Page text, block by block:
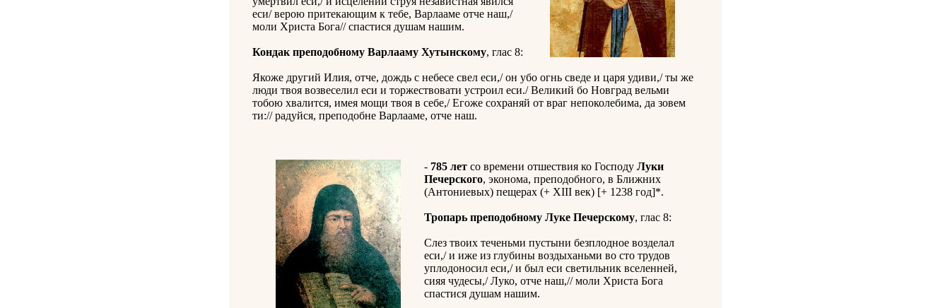
еси/ верою притекающим к тебе, Варлааме отче наш,/
моли Христа Бога// спастися душам нашим.
Кондак преподобному Варлааму Хутынскому, глас 8:
Якоже другий Илия, отче, дождь с небесе свел еси,/ он убо огнь сведе и царя удиви,/ ты же
люди твоя возвеселил еси и торжествовати устроил еси./ Великий бо Новград вельми
тобою хвалится, имея мощи твоя в себе,/ Егоже сохраняй от враг непоколебима, да зовем
ти:// радуйся, преподобне Варлааме, отче наш.
- 785 лет со времени отшествия ко Господу Луки
Печерского, эконома, преподобного, в Ближних
(Антониевых) пещерах (+ XIII век) [+ 1238 год]*.
Тропарь преподобному Луке Печерскому, глас 8:
Слез твоих теченьми пустыни безплодное возделал
еси,/ и иже из глубины воздыханьми во сто трудов
уплодоносил еси,/ и был еси светильник вселенней,
сияя чудесы,/ Луко, отче наш,// моли Христа Бога
спастися душам нашим.